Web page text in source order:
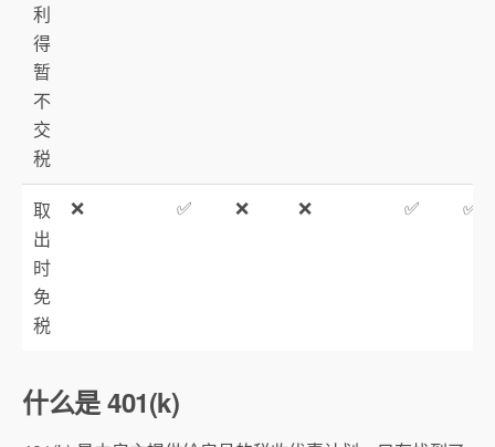
利
得
暂
不
交
税
取
出
时
免
税
❌ ✅ ❌ ❌ ✅ ✅
什么是 401(k)